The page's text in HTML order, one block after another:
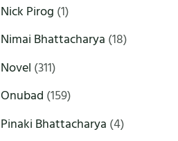
Nick Pirog (1)
Nimai Bhattacharya (18)
Novel (311)
Onubad (159)
Pinaki Bhattacharya (4)